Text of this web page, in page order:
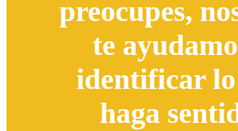
preocupes,
te
identificar
haga